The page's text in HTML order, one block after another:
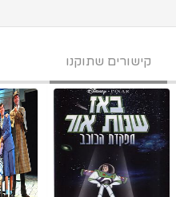
קישורים שתוקנו